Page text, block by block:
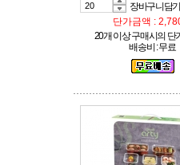
장바구니담
단가금액 :
20개 이상 구매시의 단
배송비 : 무료